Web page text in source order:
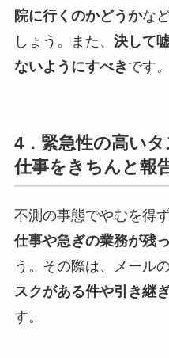
院に行くのかどうかな
しょう。また、 決して
ないようにすべき です。
4．緊急性の高い
仕事をきちんと報
不測の事態でやむを得
仕事や急ぎの業務が残
う。その際は、メール
スクがある件や引き継
す。